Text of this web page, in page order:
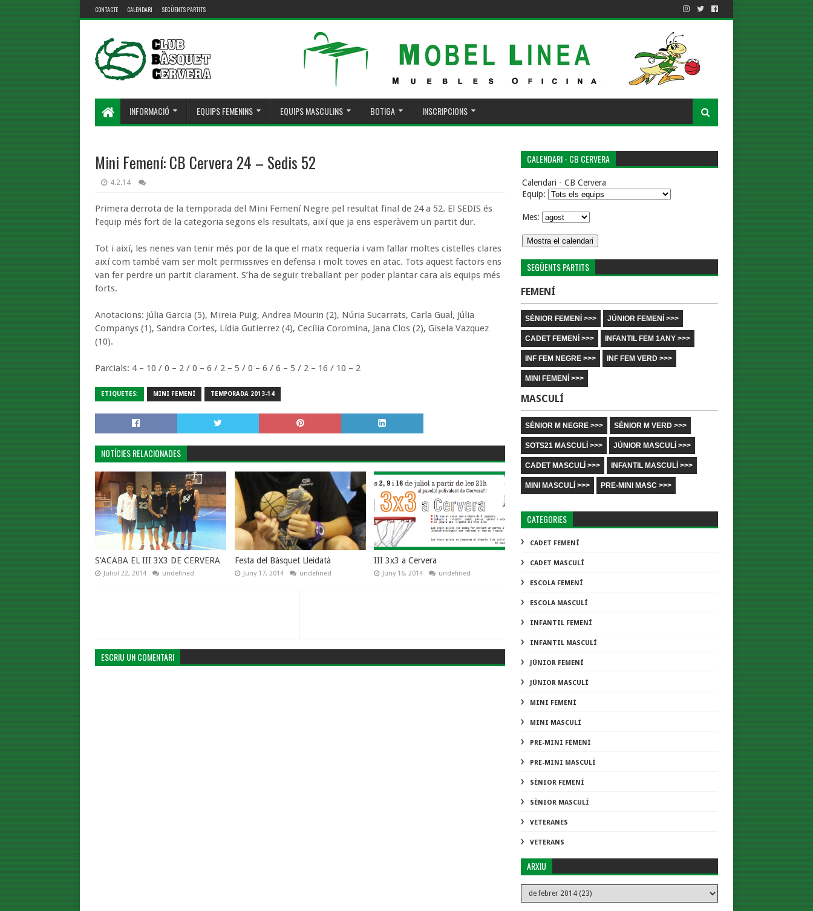
CONTACTE CALENDARI SEGÜENTS PARTITS
INFORMACIÓ EQUIPS FEMENINS EQUIPS MASCULINS BOTIGA INSCRIPCIONS
Mini Femení: CB Cervera 24 – Sedis 52
4.2.14
Primera derrota de la temporada del Mini Femení Negre pel resultat final de 24 a 52. El SEDIS és
l’equip més fort de la categoria segons els resultats, així que ja ens esperàvem un partit dur.
Tot i així, les nenes van tenir més por de la que el matx requeria i vam fallar moltes cistelles clares
així com també vam ser molt permissives en defensa i molt toves en atac. Tots aquest factors ens
van fer perdre un partit clarament. S’ha de seguir treballant per poder plantar cara als equips més
forts.
Anotacions: Júlia Garcia (5), Mireia Puig, Andrea Mourin (2), Núria Sucarrats, Carla Gual, Júlia
Companys (1), Sandra Cortes, Lídia Gutierrez (4), Cecília Coromina, Jana Clos (2), Gisela Vazquez
(10).
Parcials: 4 – 10 / 0 – 2 / 0 – 6 / 2 – 5 / 0 – 6 / 6 – 5 / 2 – 16 / 10 – 2
ETIQUETES: MINI FEMENÍ TEMPORADA 2013-14
NOTÍCIES RELACIONADES
S'ACABA EL III 3X3 DE CERVERA
Juliol 22, 2014 undefined
Festa del Bàsquet Lleidatà
Juny 17, 2014 undefined
III 3x3 a Cervera
Juny 16, 2014 undefined
ESCRIU UN COMENTARI
CALENDARI - CB CERVERA
Calendari - CB Cervera
Equip:
Mes:
SEGÜENTS PARTITS
FEMENÍ
SÈNIOR FEMENÍ >>> JÚNIOR FEMENÍ >>>
CADET FEMENÍ >>> INFANTIL FEM 1ANY >>>
INF FEM NEGRE >>> INF FEM VERD >>>
MINI FEMENÍ >>>
MASCULÍ
SÈNIOR M NEGRE >>> SÈNIOR M VERD >>>
SOTS21 MASCULÍ >>> JÚNIOR MASCULÍ >>>
CADET MASCULÍ >>> INFANTIL MASCULÍ >>>
MINI MASCULÍ >>> PRE-MINI MASC >>>
CATEGORIES
CADET FEMENÍ
CADET MASCULÍ
ESCOLA FEMENÍ
ESCOLA MASCULÍ
INFANTIL FEMENÍ
INFANTIL MASCULÍ
JÚNIOR FEMENÍ
JÚNIOR MASCULÍ
MINI FEMENÍ
MINI MASCULÍ
PRE-MINI FEMENÍ
PRE-MINI MASCULÍ
SÈNIOR FEMENÍ
SÈNIOR MASCULÍ
VETERANES
VETERANS
ARXIU